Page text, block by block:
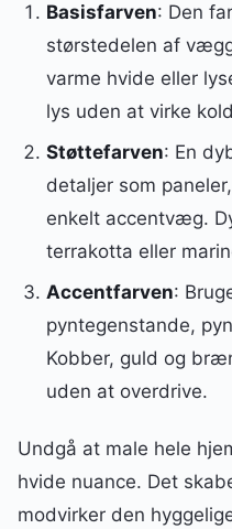
Basisfarven: Den
størstedelen af
varme hvide eller
lys uden at virke
Støttefarven: En
detaljer som
enkelt accentvæg.
terrakotta eller
Accentfarven:
pyntegenstande,
Kobber, guld og
uden at overdrive.
Undgå at male hele
hvide nuance. Det
modvirker den